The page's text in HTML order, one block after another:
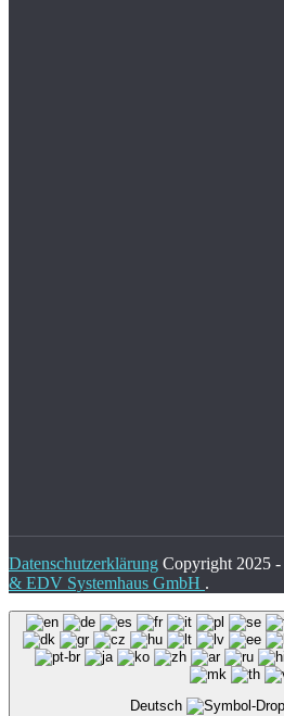
Datenschutzerklärung Copyright 2025 -
& EDV Systemhaus GmbH .
Deutsch